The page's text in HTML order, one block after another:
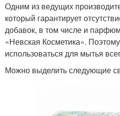
Одним из ведущих
который гарантирует
добавок, в том числе и
«Невская Косметика».
использоваться для мытья
Можно выделить следующие